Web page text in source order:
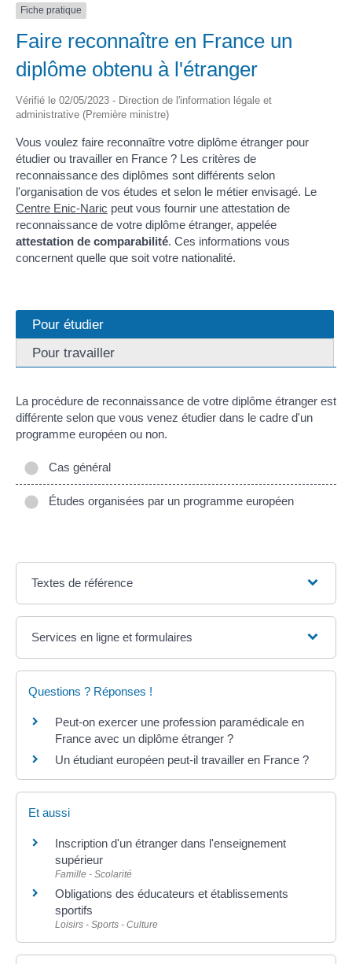
Fiche pratique
Faire reconnaître en France un
diplôme obtenu à l'étranger
Vérifié le 02/05/2023 - Direction de l'information légale et
administrative (Première ministre)
Vous voulez faire reconnaître votre diplôme étranger pour
étudier ou travailler en France ? Les critères de
reconnaissance des diplômes sont différents selon
l'organisation de vos études et selon le métier envisagé. Le
Centre Enic-Naric peut vous fournir une attestation de
reconnaissance de votre diplôme étranger, appelée
attestation de comparabilité. Ces informations vous
concernent quelle que soit votre nationalité.
Pour étudier
Pour travailler
La procédure de reconnaissance de votre diplôme étranger est
différente selon que vous venez étudier dans le cadre d'un
programme européen ou non.
Cas général
Études organisées par un programme européen
Textes de référence
Services en ligne et formulaires
Questions ? Réponses !
Peut-on exercer une profession paramédicale en
France avec un diplôme étranger ?
Un étudiant européen peut-il travailler en France ?
Et aussi
Inscription d'un étranger dans l'enseignement
supérieur
Famille - Scolarité
Obligations des éducateurs et établissements
sportifs
Loisirs - Sports - Culture